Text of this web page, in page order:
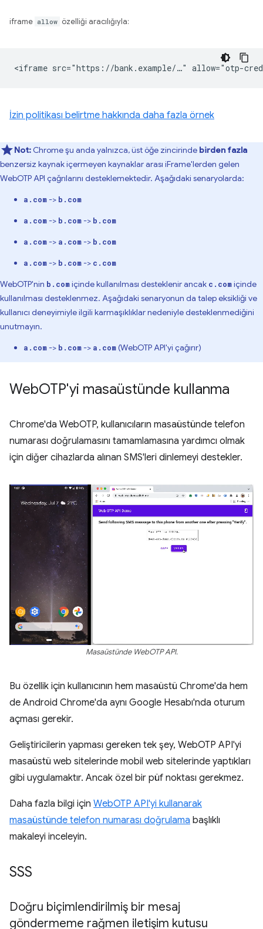
iframe allow özelliği aracılığıyla:
İzin politikası belirtme hakkında daha fazla örnek
Not: Chrome şu anda yalnızca, üst öğe zincirinde birden fazla
benzersiz kaynak içermeyen kaynaklar arası iFrame'lerden gelen
WebOTP API çağrılarını desteklemektedir. Aşağıdaki senaryolarda:
a.com-> b.com
a.com-> b.com-> b.com
a.com-> a.com-> b.com
a.com-> b.com-> c.com
WebOTP'nin b.comiçinde kullanılması desteklenir ancak c.comiçinde
kullanılması desteklenmez. Aşağıdaki senaryonun da talep eksikliği ve
kullanıcı deneyimiyle ilgili karmaşıklıklar nedeniyle desteklenmediğini
unutmayın.
a.com-> b.com-> a.com(WebOTP API'yi çağırır)
WebOTP'yi masaüstünde kullanma
Chrome'da WebOTP, kullanıcıların masaüstünde telefon
numarası doğrulamasını tamamlamasına yardımcı olmak
için diğer cihazlarda alınan SMS'leri dinlemeyi destekler.
Masaüstünde WebOTP API.
Bu özellik için kullanıcının hem masaüstü Chrome'da hem
de Android Chrome'da aynı Google Hesabı'nda oturum
açması gerekir.
Geliştiricilerin yapması gereken tek şey, WebOTP API'yi
masaüstü web sitelerinde mobil web sitelerinde yaptıkları
gibi uygulamaktır. Ancak özel bir püf noktası gerekmez.
Daha fazla bilgi için WebOTP API'yi kullanarak
masaüstünde telefon numarası doğrulama başlıklı
makaleyi inceleyin.
SSS
Doğru biçimlendirilmiş bir mesaj
göndermeme rağmen iletişim kutusu